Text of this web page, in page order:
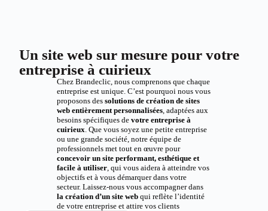
Un site web sur mesure pour votre
entreprise à cuirieux
Chez Brandeclic, nous comprenons que chaque
entreprise est unique. C’est pourquoi nous vous
proposons des solutions de création de sites
web entièrement personnalisées, adaptées aux
besoins spécifiques de votre entreprise à
cuirieux. Que vous soyez une petite entreprise
ou une grande société, notre équipe de
professionnels met tout en œuvre pour
concevoir un site performant, esthétique et
facile à utiliser, qui vous aidera à atteindre vos
objectifs et à vous démarquer dans votre
secteur. Laissez-nous vous accompagner dans
la création d’un site webqui reflète l’identité
de votre entreprise et attire vos clients